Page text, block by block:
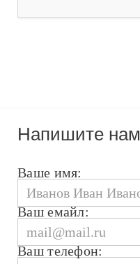
Напишите нам
Ваше имя:
Ваш емайл:
Ваш телефон: